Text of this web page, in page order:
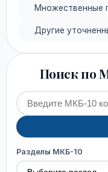
Множественные
Другие
Поиск по
Разделы МКБ-10